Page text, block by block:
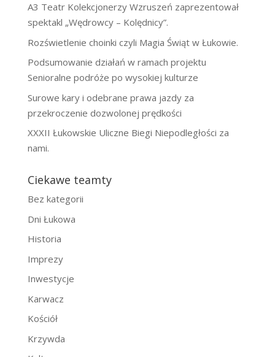
A3 Teatr Kolekcjonerzy Wzruszeń zaprezentował
spektakl „Wędrowcy – Kolędnicy”.
Rozświetlenie choinki czyli Magia Świąt w Łukowie.
Podsumowanie działań w ramach projektu
Senioralne podróże po wysokiej kulturze
Surowe kary i odebrane prawa jazdy za
przekroczenie dozwolonej prędkości
XXXII Łukowskie Uliczne Biegi Niepodległości za
nami.
Ciekawe teamty
Bez kategorii
Dni Łukowa
Historia
Imprezy
Inwestycje
Karwacz
Kościół
Krzywda